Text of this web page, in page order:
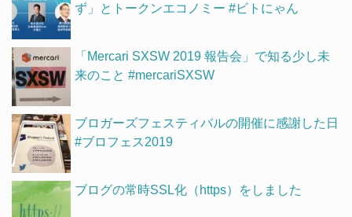
ず」とトークンエコノミー #ビトにゃん
「Mercari SXSW 2019 報告会」で知る少し未
来のこと #mercariSXSW
ブロガーズフェスティバルの開催に感謝した日
#ブロフェス2019
ブログの常時SSL化（https）をしました